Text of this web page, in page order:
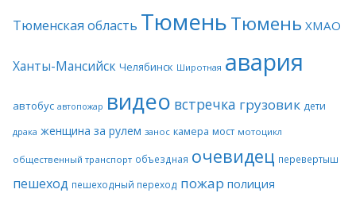
Тюменская область ТюменьТюмень ХМАО
Ханты-Мансийск Челябинск Широтная авария
автобус автопожар видео встречка грузовик дети
драка женщина за рулем занос камера мост мотоцикл
общественный транспорт объездная очевидец перевертыш
пешеход пешеходный переход пожар полиция